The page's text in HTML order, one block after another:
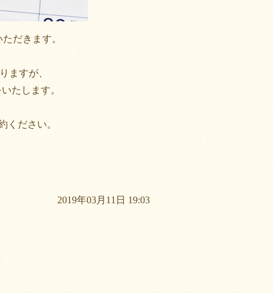
だきます。
ますが、
たします。
ください。
2019年03月11日 19:03